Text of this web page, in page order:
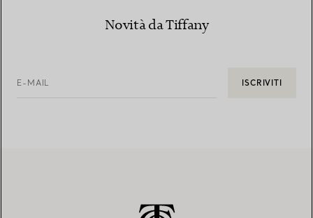
Novità da Tiffany
E-MAIL ISCRIVITI